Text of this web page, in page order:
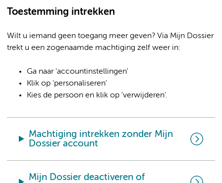
Toestemming intrekken
Wilt u iemand geen toegang meer geven? Via Mijn Dossier
trekt u een zogenaamde machtiging zelf weer in:
Ga naar 'accountinstellingen'
Klik op 'personaliseren'
Kies de persoon en klik op 'verwijderen'.
Machtiging intrekken zonder Mijn
Dossier account
Mijn Dossier deactiveren of